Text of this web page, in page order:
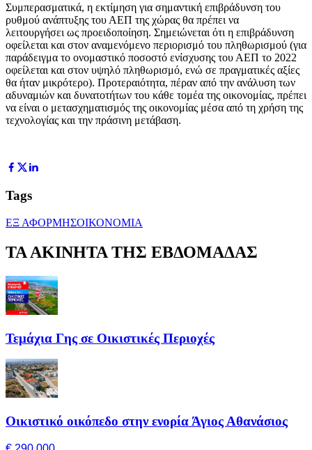
Συμπερασματικά, η εκτίμηση για σημαντική επιβράδυνση του
ρυθμού ανάπτυξης του ΑΕΠ της χώρας θα πρέπει να
λειτουργήσει ως προειδοποίηση. Σημειώνεται ότι η επιβράδυνση
οφείλεται και στον αναμενόμενο περιορισμό του πληθωρισμού (για
παράδειγμα το ονομαστικό ποσοστό ενίσχυσης του ΑΕΠ το 2022
οφείλεται και στον υψηλό πληθωρισμό, ενώ σε πραγματικές αξίες
θα ήταν μικρότερο). Προτεραιότητα, πέραν από την ανάλυση των
αδυναμιών και δυνατοτήτων του κάθε τομέα της οικονομίας, πρέπει
να είναι ο μετασχηματισμός της οικονομίας μέσα από τη χρήση της
τεχνολογίας και την πράσινη μετάβαση.
Tags
ΕΞ ΑΦΟΡΜΗΣΟΙΚΟΝΟΜΙΑ
ΤΑ ΑΚΙΝΗΤΑ ΤΗΣ ΕΒΔΟΜΑΔΑΣ
Τεμάχια Γης σε Οικιστικές Περιοχές
Οικιστικό οικόπεδο στην ενορία Άγιος Αθανάσιος